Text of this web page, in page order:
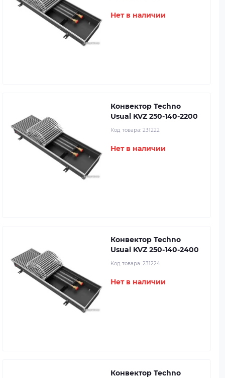
Нет в наличии
Конвектор Techno
Usual KVZ 250-140-2200
Код товара: 231222
Нет в наличии
Конвектор Techno
Usual KVZ 250-140-2400
Код товара: 231224
Нет в наличии
Конвектор Techno